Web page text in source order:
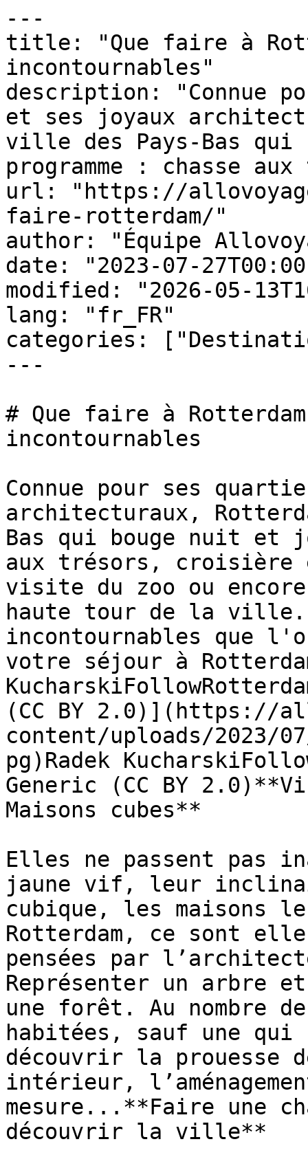
---
title: "Que faire à
incontournables"
description: "Connue
et ses joyaux
ville des Pays-Bas
programme : chasse
url: "https://
faire-rotterdam/"
author: "Équipe
date: "2023-07-
modified: "2026-05-
lang: "fr_FR"
categories:
---
# Que faire à
incontournables
Connue pour ses
architecturaux,
Bas qui bouge nuit et
aux trésors, croisière
visite du zoo ou
haute tour de la
incontournables que
votre séjour à
(CC BY 2.0)](https://
content/uploads/2023/
pg)Radek
Generic (CC BY
Maisons cubes**
Elles ne passent pas
jaune vif, leur
cubique, les maisons
Rotterdam, ce sont
pensées par
Représenter un arbre et
une forêt. Au nombre
habitées, sauf une
découvrir la prouesse
intérieur,
mesure...**Faire une
découvrir la ville**